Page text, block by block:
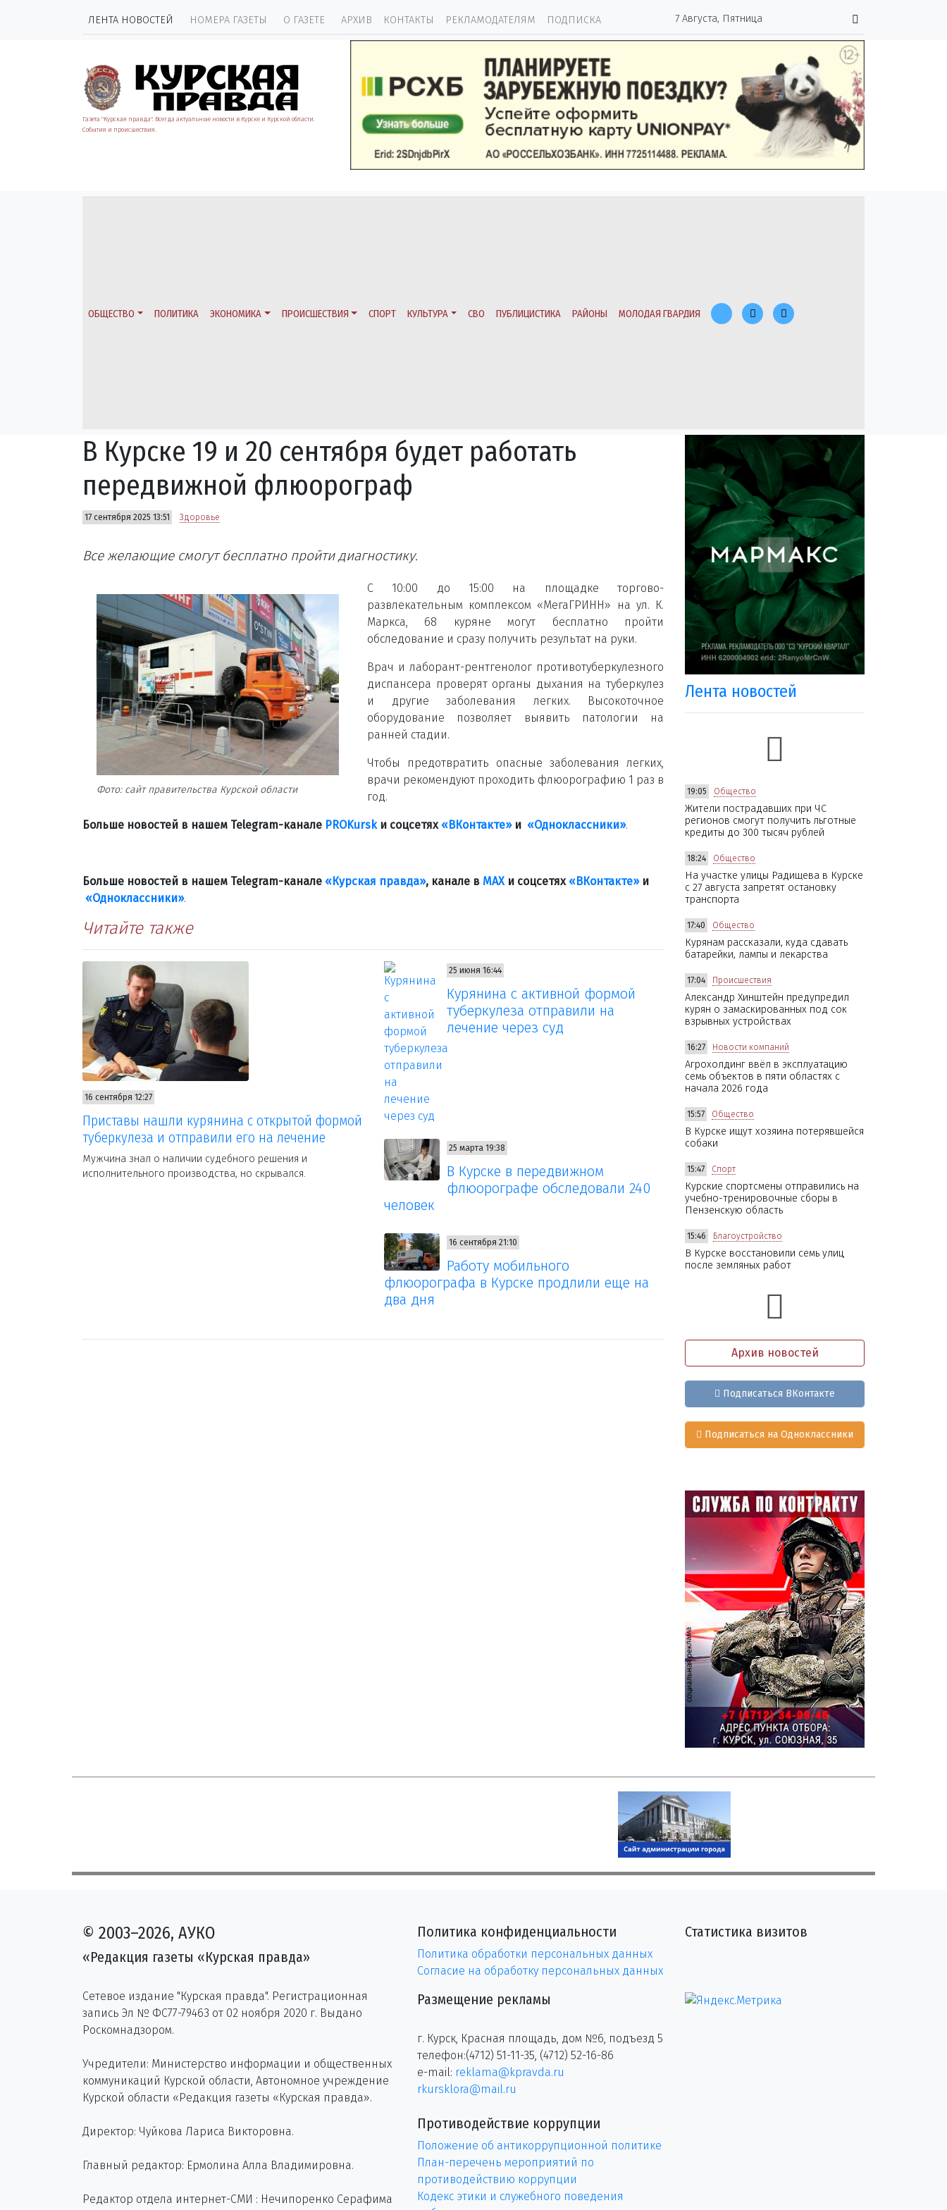
ЛЕНТА НОВОСТЕЙ НОМЕРА ГАЗЕТЫ О ГАЗЕТЕ АРХИВ КОНТАКТЫ РЕКЛАМОДАТЕЛЯМ ПОДПИСКА 7 Августа, Пятница
Газета "Курская правда". Всегда актуальные новости в Курске и Курской области.
События и происшествия.
ОБЩЕСТВО ПОЛИТИКА ЭКОНОМИКА ПРОИСШЕСТВИЯ СПОРТ КУЛЬТУРА СВО ПУБЛИЦИСТИКА РАЙОНЫ МОЛОДАЯ ГВАРДИЯ
В Курске 19 и 20 сентября будет работать
передвижной флюорограф
17 сентября 2025 13:51 Здоровье
Все желающие смогут бесплатно пройти диагностику.
Фото: сайт правительства Курской области
С 10:00 до 15:00 на площадке торгово-
развлекательным комплексом «МегаГРИНН» на ул. К.
Маркса, 68 куряне могут бесплатно пройти
обследование и сразу получить результат на руки.
Врач и лаборант-рентгенолог противотуберкулезного
диспансера проверят органы дыхания на туберкулез
и другие заболевания легких. Высокоточное
оборудование позволяет выявить патологии на
ранней стадии.
Чтобы предотвратить опасные заболевания легких,
врачи рекомендуют проходить флюорографию 1 раз в
год.
Больше новостей в нашем Telegram-канале PROKurskи соцсетях «ВКонтакте»и «Одноклассники».
Больше новостей в нашем Telegram-канале «Курская правда», канале в МАХ и соцсетях «ВКонтакте»и
«Одноклассники».
Читайте также
16 сентября 12:27
Приставы нашли курянина с открытой формой
туберкулеза и отправили его на лечение
Мужчина знал о наличии судебного решения и
исполнительного производства, но скрывался.
25 июня 16:44
Курянина с активной формой
туберкулеза отправили на
лечение через суд
25 марта 19:38
В Курске в передвижном
флюорографе обследовали 240
человек
16 сентября 21:10
Работу мобильного
флюорографа в Курске продлили еще на
два дня
Лента новостей
19:05 Общество
Жители пострадавших при ЧС
регионов смогут получить льготные
кредиты до 300 тысяч рублей
18:24 Общество
На участке улицы Радищева в Курске
с 27 августа запретят остановку
транспорта
17:40 Общество
Курянам рассказали, куда сдавать
батарейки, лампы и лекарства
17:04 Происшествия
Александр Хинштейн предупредил
курян о замаскированных под сок
взрывных устройствах
16:27 Новости компаний
Агрохолдинг ввёл в эксплуатацию
семь объектов в пяти областях с
начала 2026 года
15:57 Общество
В Курске ищут хозяина потерявшейся
собаки
15:47 Спорт
Курские спортсмены отправились на
учебно-тренировочные сборы в
Пензенскую область
15:46 Благоустройство
В Курске восстановили семь улиц
после земляных работ
Архив новостей
Подписаться ВКонтакте
Подписаться на Одноклассники
© 2003–2026, АУКО
«Редакция газеты «Курская правда»
Сетевое издание "Курская правда". Регистрационная
запись Эл № ФС77-79463 от 02 ноября 2020 г. Выдано
Роскомнадзором.
Учредители: Министерство информации и общественных
коммуникаций Курской области, Автономное учреждение
Курской области «Редакция газеты «Курская правда».
Директор: Чуйкова Лариса Викторовна.
Главный редактор: Ермолина Алла Владимировна.
Редактор отдела интернет-СМИ : Нечипоренко Серафима
Политика конфиденциальности
Политика обработки персональных данных
Согласие на обработку персональных данных
Размещение рекламы
г. Курск, Красная площадь, дом №6, подъезд 5
телефон:(4712) 51-11-35, (4712) 52-16-86
e-mail: reklama@kpravda.ru
rkursklora@mail.ru
Противодействие коррупции
Положение об антикоррупционной политике
План-перечень мероприятий по
противодействию коррупции
Кодекс этики и служебного поведения
Статистика визитов